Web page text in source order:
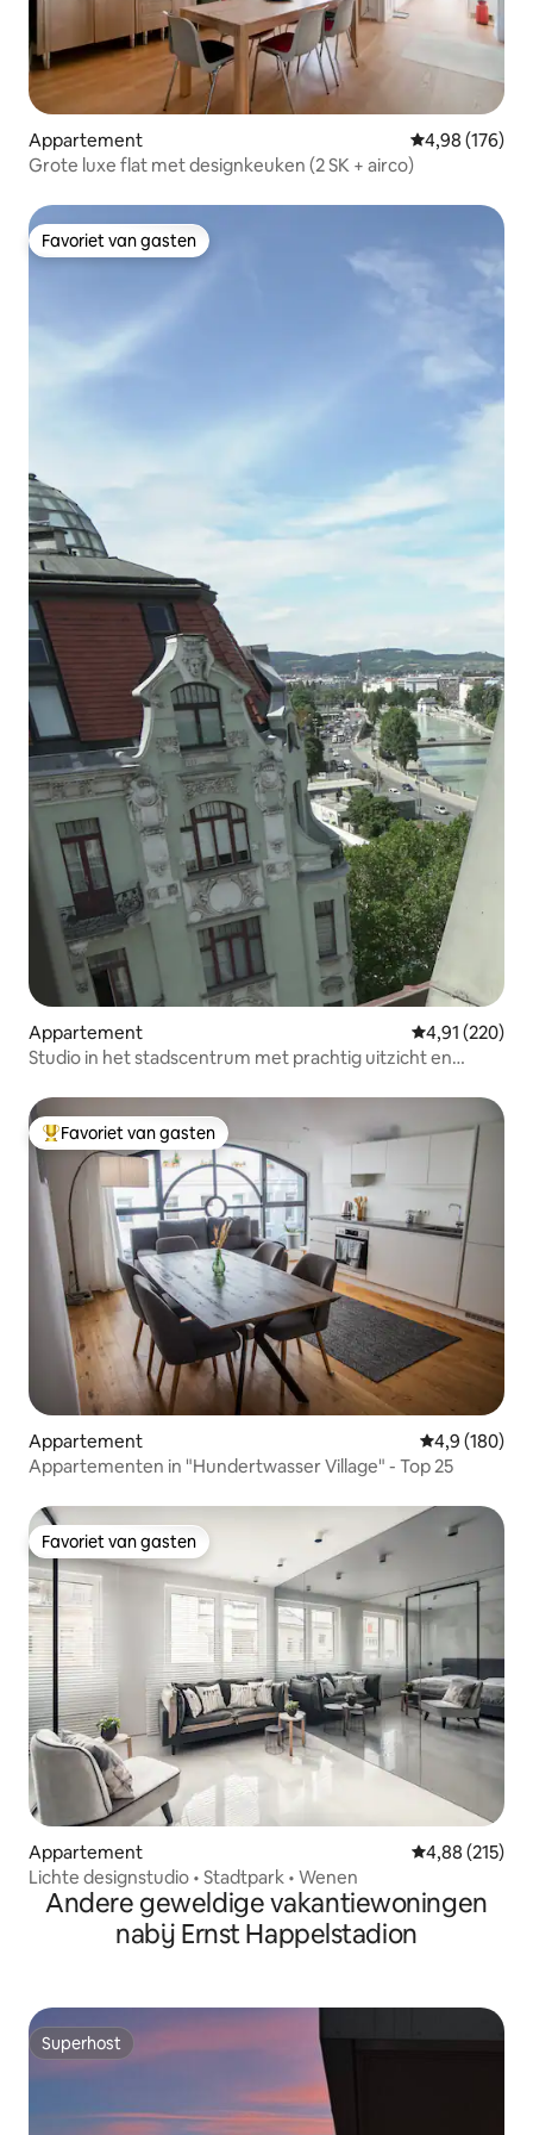
Appartement Gemiddelde
4,98 (176)
Grote luxe flat met designkeuken (2 SK + airco)
Favoriet van gasten
Favoriet van gasten
Appartement Gemiddelde
4,91 (220)
Studio in het stadscentrum met prachtig uitzicht en
Topfavoriet van gasten
Favoriet van gasten
Appartement Gemiddelde
4,9 (180)
Appartementen in "Hundertwasser Village" - Top 25
Favoriet van gasten
Favoriet van gasten
Appartement Gemiddelde
4,88 (215)
Lichte designstudio • Stadtpark • Wenen
Andere geweldige vakantiewoningen
nabij Ernst Happelstadion
Superhost
Superhost